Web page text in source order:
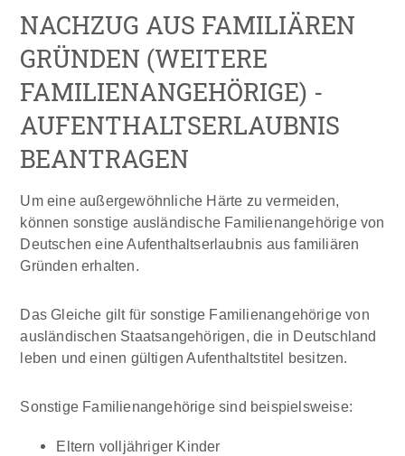
NACHZUG AUS FAMILIÄREN
GRÜNDEN (WEITERE
FAMILIENANGEHÖRIGE) -
AUFENTHALTSERLAUBNIS
BEANTRAGEN
Um eine außergewöhnliche Härte zu vermeiden,
können sonstige ausländische Familienangehörige von
Deutschen eine Aufenthaltserlaubnis aus familiären
Gründen erhalten.
Das Gleiche gilt für sonstige Familienangehörige von
ausländischen Staatsangehörigen, die in Deutschland
leben und einen gültigen Aufenthaltstitel besitzen.
Sonstige Familienangehörige sind beispielsweise:
Eltern volljähriger Kinder